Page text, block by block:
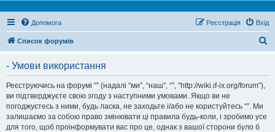
Допомога Вхід
Реєстрація
Список форумів
- Умови використання
Реєструючись на форумі “” (надалі “ми”, “наш”, “”, “http://wiki.if-ix.org/forum”),
ви підтверджуєте свою згоду з наступними умовами. Якщо ви не
погоджуєтесь з ними, будь ласка, не заходьте і/або не користуйтесь “”. Ми
залишаємо за собою право змінювати ці правила будь-коли, і зробимо усе
для того, щоб проінформувати вас про це, однак з вашої сторони було б